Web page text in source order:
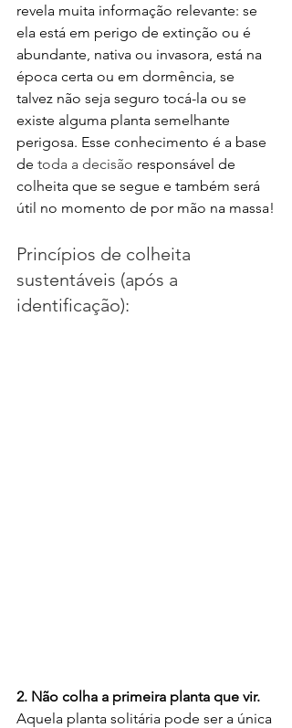
revela muita informação relevante: se
ela está em perigo de extinção ou é
abundante, nativa ou invasora, está na
época certa ou em dormência, se
talvez não seja seguro tocá-la ou se
existe alguma planta semelhante
perigosa. Esse conhecimento é a base
de toda a decisão responsável de
colheita que se segue e também será
útil no momento de por mão na massa!
Princípios de colheita
sustentáveis (após a
identificação):
2. Não colha a primeira planta que vir.
Aquela planta solitária pode ser a única